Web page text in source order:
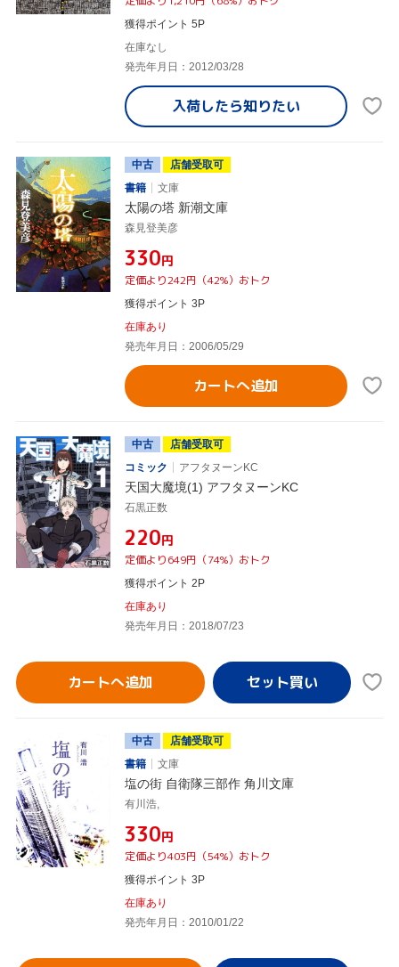
獲得ポイント 5P
在庫なし
発売年月日：2012/03/28
入荷したら知りたい
中古
店舗受取可
書籍
文庫
太陽の塔 新潮文庫
森見登美彦
¥330円
定価より242円（42%）おトク
獲得ポイント 3P
在庫あり
発売年月日：2006/05/29
カートへ追加
中古
店舗受取可
コミック
アフタヌーンKC
天国大魔境(1) アフタヌーンKC
石黒正数
¥220円
定価より649円（74%）おトク
獲得ポイント 2P
在庫あり
発売年月日：2018/07/23
カートへ追加
中古
店舗受取可
書籍
文庫
塩の街 自衛隊三部作 角川文庫
有川浩,
¥330円
定価より403円（54%）おトク
獲得ポイント 3P
在庫あり
発売年月日：2010/01/22